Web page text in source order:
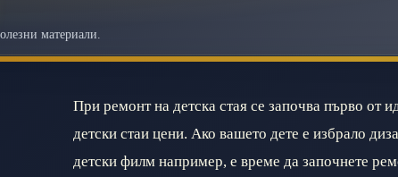
материали.
При ремонт на детска стая се започва първо от
детски стаи цени. Ако вашето дете е избрало
детски филм например, е време да започнете